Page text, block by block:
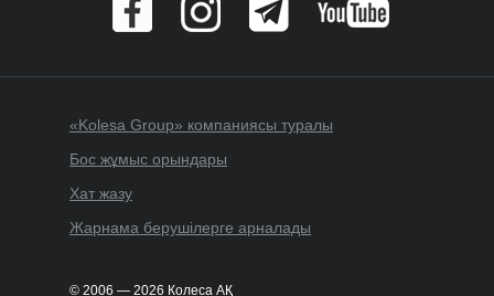
«Kolesa Group» компаниясы туралы
Бос жұмыс орындары
Хат жазу
Жарнама берушілерге арналады
© 2006 — 2026 Колеса АҚ